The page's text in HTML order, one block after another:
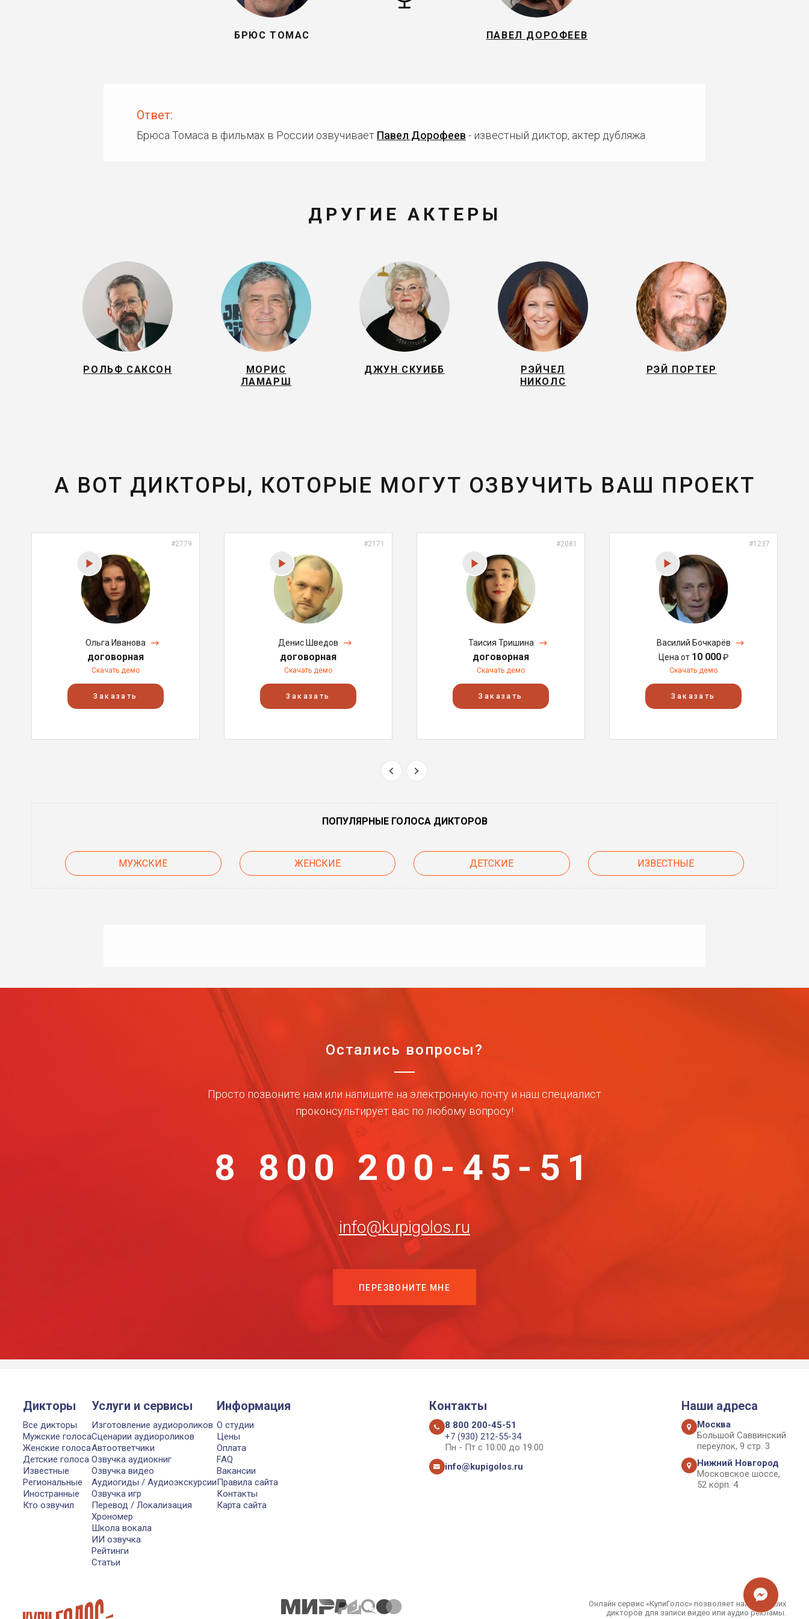
БРЮС ТОМАС ПАВЕЛ ДОРОФЕЕВ
Ответ:
Брюса Томаса в фильмах в России озвучивает Павел Дорофеев - известный диктор, актер дубляжа.
ДРУГИЕ АКТЕРЫ
РОЛЬФ САКСОН
МОРИС
ЛАМАРШ
ДЖУН СКУИББ
РЭЙЧЕЛ
НИКОЛС
РЭЙ ПОРТЕР
А ВОТ ДИКТОРЫ, КОТОРЫЕ МОГУТ ОЗВУЧИТЬ ВАШ ПРОЕКТ
#2779
Ольга Иванова
договорная
Скачать демо
Заказать
#2171
Денис Шведов
договорная
Скачать демо
Заказать
#2081
Таисия Тришина
договорная
Скачать демо
Заказать
#1237
Василий Бочкарёв
Цена от 10 000₽
Скачать демо
Заказать
ПОПУЛЯРНЫЕ ГОЛОСА ДИКТОРОВ
МУЖСКИЕ ЖЕНСКИЕ ДЕТСКИЕ ИЗВЕСТНЫЕ
Остались вопросы?
Просто позвоните нам или напишите на электронную почту и наш специалист
проконсультирует вас по любому вопросу!
8 800 200-45-51
info@kupigolos.ru
ПЕРЕЗВОНИТЕ МНЕ
Дикторы
Все дикторы
Мужские голоса
Женские голоса
Детские голоса
Известные
Региональные
Иностранные
Кто озвучил
Услуги и сервисы
Изготовление аудиороликов
Сценарии аудиороликов
Автоответчики
Озвучка аудиокниг
Озвучка видео
Аудиогиды / Аудиоэкскурсии
Озвучка игр
Перевод / Локализация
Хрономер
Школа вокала
ИИ озвучка
Рейтинги
Статьи
Информация
О студии
Цены
Оплата
FAQ
Вакансии
Правила сайта
Контакты
Карта сайта
Контакты
8 800 200-45-51
+7 (930) 212-55-34
Пн - Пт с 10:00 до 19:00
info@kupigolos.ru
Наши адреса
Москва
Большой Саввинский
переулок, 9 стр. 3
Нижний Новгород
Московское шоссе,
52 корп. 4
Онлайн сервис «КупиГолос» позволяет найти лучших
дикторов для записи видео или аудио рекламы.